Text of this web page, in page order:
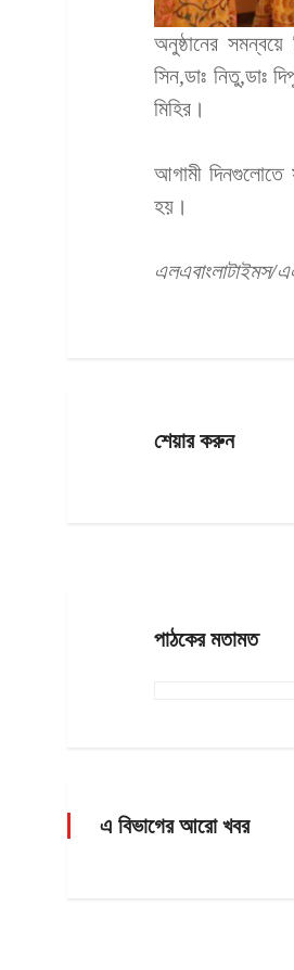
অনুষ্ঠানের সমন্বয়ে
সিন,ডাঃ নিতু,ডাঃ
মিহির।
আগামী দিনগুলোতে
হয়।
শেয়ার করুন
পাঠকের মতামত
এ বিভাগের আরো খবর